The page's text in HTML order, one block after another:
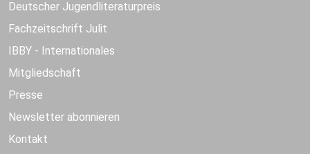
Deutscher Jugendliteraturpreis
Fachzeitschrift Julit
IBBY - Internationales
Mitgliedschaft
Presse
Newsletter abonnieren
Kontakt